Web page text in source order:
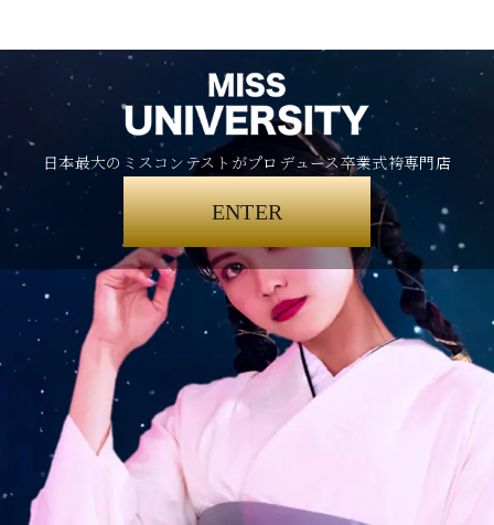
日本最大のミスコンテストがプロデュース卒業式袴専門店
ENTER